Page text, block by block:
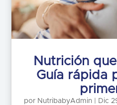
Nutrición
Guía rápida
por NutribabyAdmin| Dic